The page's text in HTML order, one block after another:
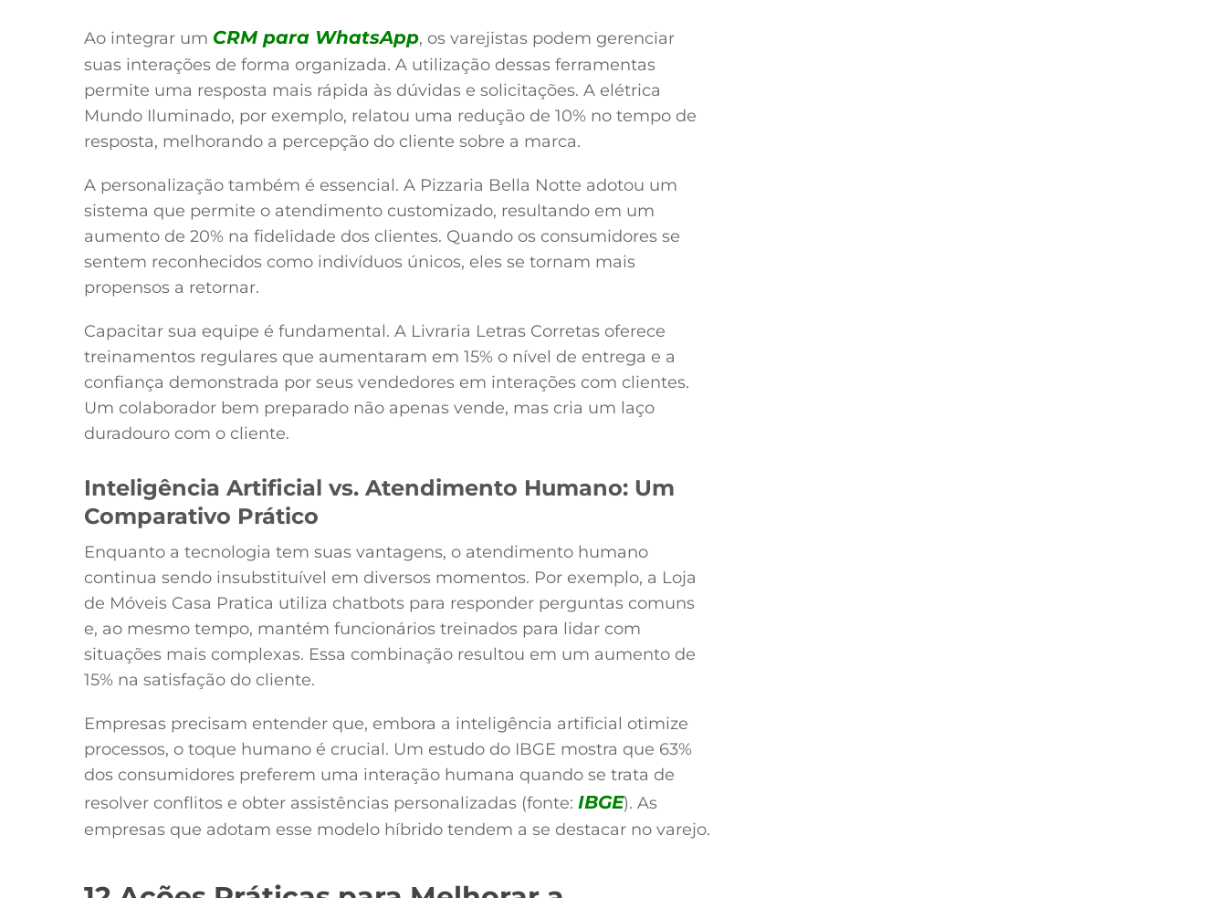
Ao integrar um CRM para WhatsApp, os varejistas podem gerenciar
suas interações de forma organizada. A utilização dessas ferramentas
permite uma resposta mais rápida às dúvidas e solicitações. A elétrica
Mundo Iluminado, por exemplo, relatou uma redução de 10% no tempo de
resposta, melhorando a percepção do cliente sobre a marca.
A personalização também é essencial. A Pizzaria Bella Notte adotou um
sistema que permite o atendimento customizado, resultando em um
aumento de 20% na fidelidade dos clientes. Quando os consumidores se
sentem reconhecidos como indivíduos únicos, eles se tornam mais
propensos a retornar.
Capacitar sua equipe é fundamental. A Livraria Letras Corretas oferece
treinamentos regulares que aumentaram em 15% o nível de entrega e a
confiança demonstrada por seus vendedores em interações com clientes.
Um colaborador bem preparado não apenas vende, mas cria um laço
duradouro com o cliente.
Inteligência Artificial vs. Atendimento Humano: Um
Comparativo Prático
Enquanto a tecnologia tem suas vantagens, o atendimento humano
continua sendo insubstituível em diversos momentos. Por exemplo, a Loja
de Móveis Casa Pratica utiliza chatbots para responder perguntas comuns
e, ao mesmo tempo, mantém funcionários treinados para lidar com
situações mais complexas. Essa combinação resultou em um aumento de
15% na satisfação do cliente.
Empresas precisam entender que, embora a inteligência artificial otimize
processos, o toque humano é crucial. Um estudo do IBGE mostra que 63%
dos consumidores preferem uma interação humana quando se trata de
resolver conflitos e obter assistências personalizadas (fonte: IBGE). As
empresas que adotam esse modelo híbrido tendem a se destacar no varejo.